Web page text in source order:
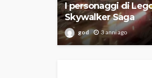
I personaggi di
Skywalker Saga
god 3 anni ago